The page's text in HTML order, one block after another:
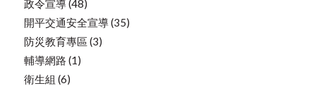
政令宣導 (48)
開平交通安全宣導 (35)
防災教育專區 (3)
輔導網路 (1)
衛生組 (6)